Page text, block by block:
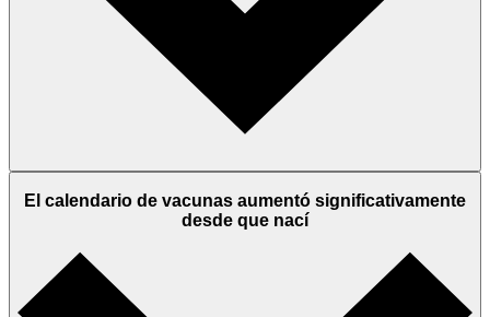
El calendario de vacunas aumentó significativamente
desde que nací